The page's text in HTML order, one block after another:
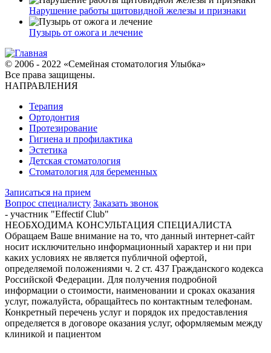
Нарушение работы щитовидной железы и признаки
Пузырь от ожога и лечение
© 2006 - 2022 «Семейная стоматология Улыбка»
Все права защищены.
НАПРАВЛЕНИЯ
Терапия
Ортодонтия
Протезирование
Гигиена и профилактика
Эстетика
Детская стоматология
Стоматология для беременных
Записаться на прием
Вопрос специалисту Заказать звонок
- участник "Effectif Club"
НЕОБХОДИМА КОНСУЛЬТАЦИЯ СПЕЦИАЛИСТА
Обращаем Ваше внимание на то, что данный интернет-сайт
носит исключительно информационный характер и ни при
каких условиях не является публичной офертой,
определяемой положениями ч. 2 ст. 437 Гражданского кодекса
Российской Федерации. Для получения подробной
информации о стоимости, наименовании и сроках оказания
услуг, пожалуйста, обращайтесь по контактным телефонам.
Конкретный перечень услуг и порядок их предоставления
определяется в договоре оказания услуг, оформляемым между
клиникой и пациентом